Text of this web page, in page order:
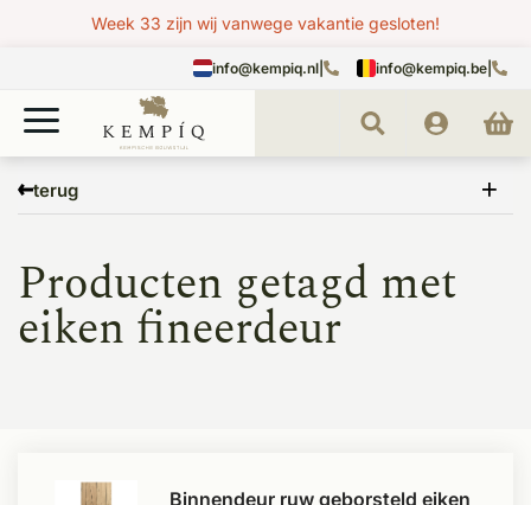
Week 33 zijn wij vanwege vakantie gesloten!
info@kempiq.nl info@kempiq.be
terug
eiken fineerdeur
Producten getagd met
eiken fineerdeur
Binnendeur ruw geborsteld eiken